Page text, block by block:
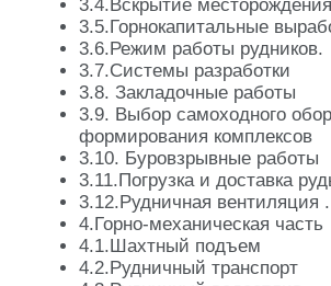
3.4.Вскрытие месторождения
3.5.Горнокапитальные
3.6.Режим работы рудников.
3.7.Системы разработки
3.8. Закладочные работы
3.9. Выбор самоходного
формирования комплексов
3.10. Буровзрывные работы
3.11.Погрузка и доставка
3.12.Рудничная вентиляция .
4.Горно-механическая часть
4.1.Шахтный подъем
4.2.Рудничный транспорт